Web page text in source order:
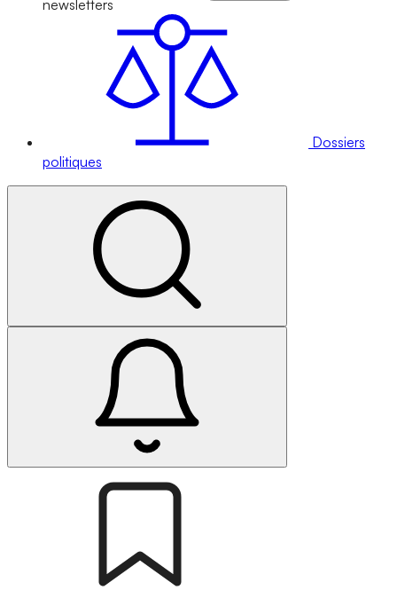
newsletters
Dossiers
politiques